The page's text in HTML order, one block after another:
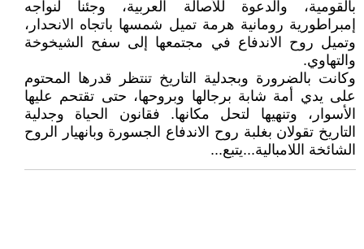
بالقومية، والدعوة للأصالة العربية، وجئنا لنواجه
إمبراطورية رومانية هرمة تميل شمسها باتجاه الانحدار،
وتميل روح الاندفاع في مجتمعها إلى سفح الشيخوخة
والتهاوي.
وكانت بالضرورة وبجدلية التاريخ تنتظر قدرها المحتوم
على يدي أمة شابة برجالها وبروحها، حتى تقتحم عليها
الأسوار، وتنهيها لتحل مكانها. فقانون الحياة وجدلية
التاريخ تقولان بغلبة روح الاندفاع الجسورة وبانهيار الروح
الشائخة اللامبالية...يتبع...